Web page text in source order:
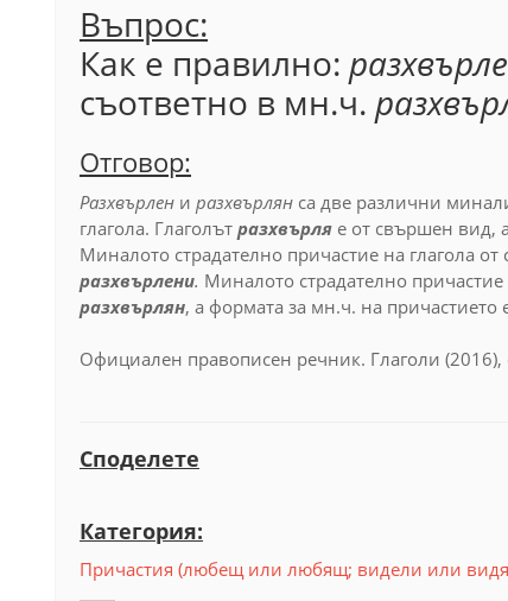
Въпрос:
Как е правилно:
съответно в мн.ч.
Отговор:
Разхвърлен и разхвърлян са две различни
глагола. Глаголът разхвърля е от свършен вид,
Миналото страдателно причастие на глагола
разхвърлени. Миналото страдателно
разхвърлян, а формата за мн.ч. на причастието
Официален правописен речник. Глаголи (2016),
Споделете
Категория:
Причастия (любещ или любящ; видели или